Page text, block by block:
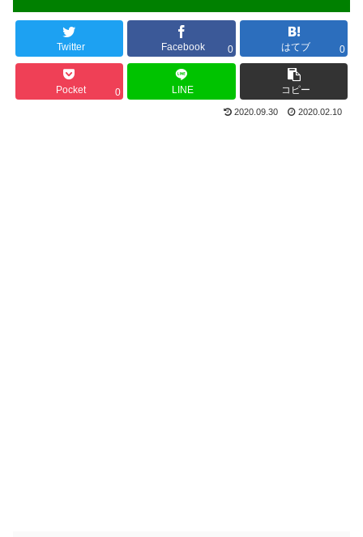
Twitter Facebook 0 はてブ 0
Pocket 0 LINE コピー
2020.09.30 2020.02.10